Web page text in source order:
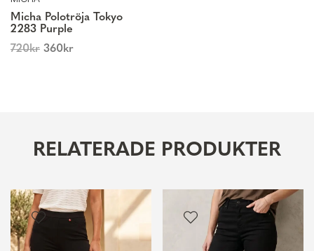
Micha Polotröja Tokyo
2283 Purple
720kr 360kr
RELATERADE PRODUKTER